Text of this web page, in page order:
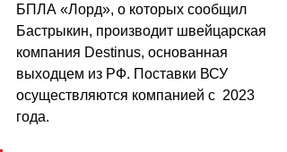
БПЛА «Лорд», о которых сообщил
Бастрыкин, производит швейцарская
компания Destinus, основанная
выходцем из РФ. Поставки ВСУ
осуществляются компанией с  2023
года.